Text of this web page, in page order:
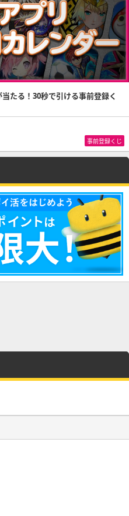
たる！30秒で引ける事前登録く
事前登録くじ